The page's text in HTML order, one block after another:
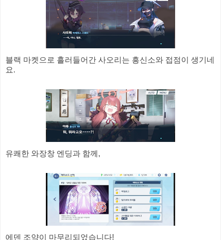
블랙 마켓으로 흘러들어간 사오리는 흥신소와 접점이 생기네
요.
유쾌한 와장창 엔딩과 함께,
에덴 조약이 마무리되었습니다!